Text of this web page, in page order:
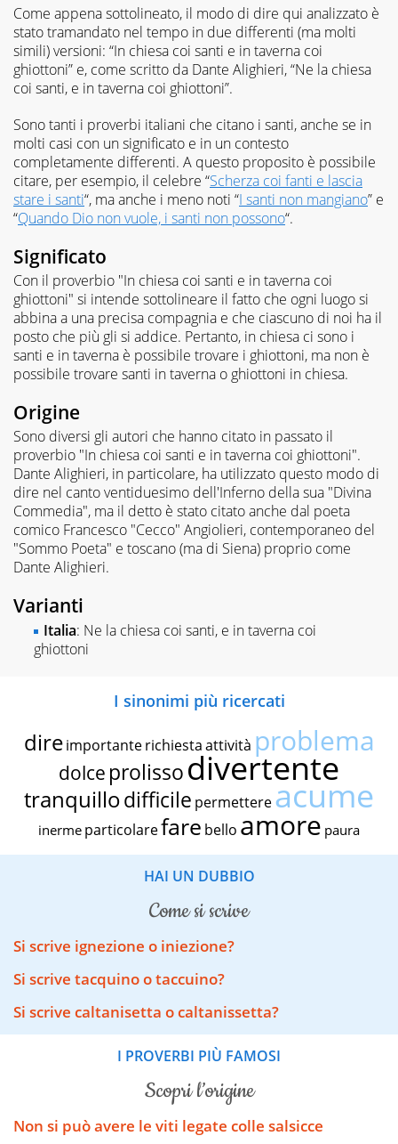
Come appena sottolineato, il modo di dire qui analizzato è
stato tramandato nel tempo in due differenti (ma molti
simili) versioni: “In chiesa coi santi e in taverna coi
ghiottoni” e, come scritto da Dante Alighieri, “Ne la chiesa
coi santi, e in taverna coi ghiottoni”.
Sono tanti i proverbi italiani che citano i santi, anche se in
molti casi con un significato e in un contesto
completamente differenti. A questo proposito è possibile
citare, per esempio, il celebre “Scherza coi fanti e lascia
stare i santi“, ma anche i meno noti “I santi non mangiano” e
“Quando Dio non vuole, i santi non possono“.
Significato
Con il proverbio "In chiesa coi santi e in taverna coi
ghiottoni" si intende sottolineare il fatto che ogni luogo si
abbina a una precisa compagnia e che ciascuno di noi ha il
posto che più gli si addice. Pertanto, in chiesa ci sono i
santi e in taverna è possibile trovare i ghiottoni, ma non è
possibile trovare santi in taverna o ghiottoni in chiesa.
Origine
Sono diversi gli autori che hanno citato in passato il
proverbio "In chiesa coi santi e in taverna coi ghiottoni".
Dante Alighieri, in particolare, ha utilizzato questo modo di
dire nel canto ventiduesimo dell'Inferno della sua "Divina
Commedia", ma il detto è stato citato anche dal poeta
comico Francesco "Cecco" Angiolieri, contemporaneo del
"Sommo Poeta" e toscano (ma di Siena) proprio come
Dante Alighieri.
Varianti
Italia: Ne la chiesa coi santi, e in taverna coi
ghiottoni
I sinonimi più ricercati
dire importante richiestaattività problema
dolce prolissodivertente
tranquillodifficile permettereacume
inerme particolarefare bello amore paura
HAI UN DUBBIO
come si scrive
Si scrive ignezione o iniezione?
Si scrive tacquino o taccuino?
Si scrive caltanisetta o caltanissetta?
I PROVERBI PIÙ FAMOSI
scopri l’origine
Non si può avere le viti legate colle salsicce